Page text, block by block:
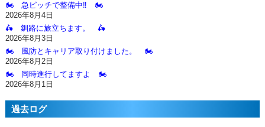
🏍️ 急ピッチで整備中‼️ 🏍️
2026年8月4日
🛵 釧路に旅立ちます。 🛵
2026年8月3日
🏍️ 風防とキャリア取り付けました。 🏍️
2026年8月2日
🏍️ 同時進行してますよ 🏍️
2026年8月1日
過去ログ